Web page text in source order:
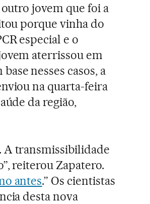
jovem que foi a
porque vinha do
especial e o
aterrissou em
nesses casos, a
na quarta-feira
da região,
A transmissibilidade
reiterou Zapatero.
antes.” Os cientistas
desta nova